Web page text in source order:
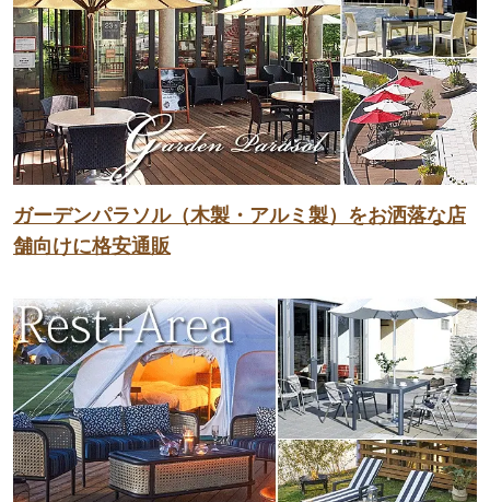
ガーデンパラソル（木製・アルミ製）をお洒落な店
舗向けに格安通販